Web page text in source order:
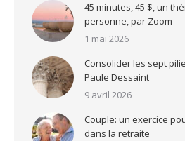
45 minutes, 45 $, un
personne, par Zoom
1 mai 2026
Consolider les sept
Paule Dessaint
9 avril 2026
Couple: un exercice
dans la retraite